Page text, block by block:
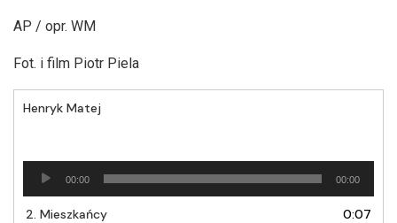
AP / opr. WM
Fot. i film Piotr Piela
Henryk Matej
Odtwarzacz
plików
dźwiękowych
00:00 00:00
2. Mieszkańcy 0:07